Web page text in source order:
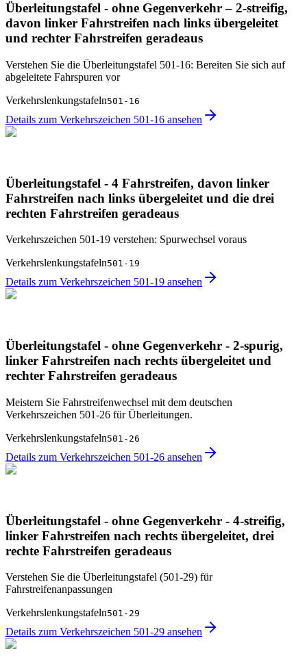
Überleitungstafel - ohne Gegenverkehr – 2-streifig,
davon linker Fahrstreifen nach links übergeleitet
und rechter Fahrstreifen geradeaus
Verstehen Sie die Überleitungstafel 501-16: Bereiten Sie sich auf
abgeleitete Fahrspuren vor
Verkehrslenkungstafeln501-16
Details zum Verkehrszeichen 501-16 ansehen
Überleitungstafel - 4 Fahrstreifen, davon linker
Fahrstreifen nach links übergeleitet und die drei
rechten Fahrstreifen geradeaus
Verkehrszeichen 501-19 verstehen: Spurwechsel voraus
Verkehrslenkungstafeln501-19
Details zum Verkehrszeichen 501-19 ansehen
Überleitungstafel - ohne Gegenverkehr - 2-spurig,
linker Fahrstreifen nach rechts übergeleitet und
rechter Fahrstreifen geradeaus
Meistern Sie Fahrstreifenwechsel mit dem deutschen
Verkehrszeichen 501-26 für Überleitungen.
Verkehrslenkungstafeln501-26
Details zum Verkehrszeichen 501-26 ansehen
Überleitungstafel - ohne Gegenverkehr - 4-streifig,
linker Fahrstreifen nach rechts übergeleitet, drei
rechte Fahrstreifen geradeaus
Verstehen Sie die Überleitungstafel (501-29) für
Fahrstreifenanpassungen
Verkehrslenkungstafeln501-29
Details zum Verkehrszeichen 501-29 ansehen